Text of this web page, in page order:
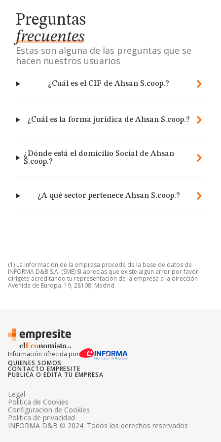
Preguntas
frecuentes
Estas son alguna de las preguntas que se
hacen nuestros usuarios
¿Cuál es el CIF de Ahsan S.coop.?
¿Cuál es la forma jurídica de Ahsan S.coop.?
¿Dónde está el domicilio Social de Ahsan
S.coop.?
¿A qué sector pertenece Ahsan S.coop.?
(1) La información de la empresa procede de la base de datos de
INFORMA D&B S.A. (SME) Si aprecias que existe algún error por favor
dirígete acreditando tu representación de la empresa a la dirección
Avenida de Europa, 19, 28108, Madrid.
Información ofrecida por
QUIENES SOMOS
CONTACTO EMPRESITE
PUBLICA O EDITA TU EMPRESA
INFORMA D&B © 2024. Todos los derechos reservados
Legal
Politica de Cookies
Configuracion de Cookies
Politica de privacidad